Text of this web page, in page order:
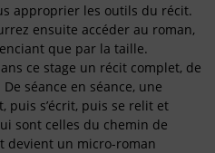
approprier les outils du récit.
ensuite accéder au roman,
que par la taille.
ce stage un récit complet, de
séance en séance, une
puis s’écrit, puis se relit et
sont celles du chemin de
devient un micro-roman